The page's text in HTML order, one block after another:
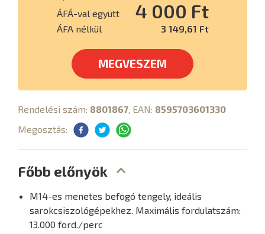
ÁFÁ-val együtt
4 000 Ft
ÁFA nélkül 3 149,61 Ft
MEGVESZEM
Rendelési szám: 8801867 , EAN: 8595703601330
Megosztás:
Főbb előnyök
M14-es menetes befogó tengely, ideális
sarokcsiszológépekhez. Maximális fordulatszám:
13.000 ford./perc